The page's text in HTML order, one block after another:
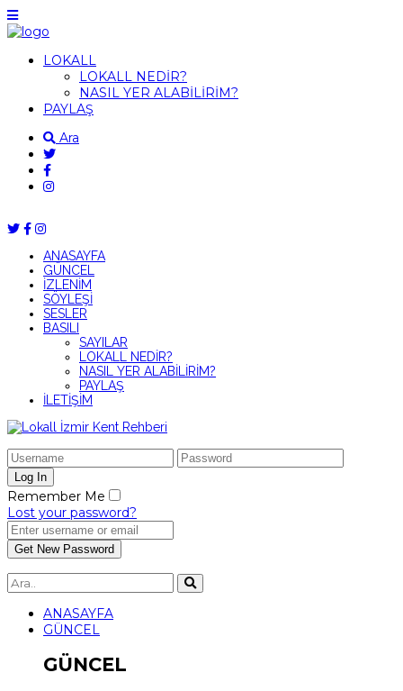
LOKALL
LOKALL NEDİR?
NASIL YER ALABİLİRİM?
PAYLAŞ
Ara
ANASAYFA
GÜNCEL
İZLENİM
SÖYLEŞİ
SESLER
BASILI
SAYILAR
LOKALL NEDİR?
NASIL YER ALABİLİRİM?
PAYLAŞ
İLETİŞİM
Remember Me
Lost your password?
ANASAYFA
GÜNCEL
GÜNCEL